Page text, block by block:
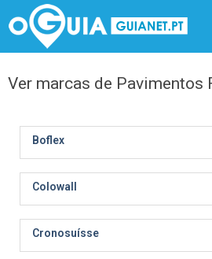
Ver marcas de Pavimentos
Boflex
Colowall
Cronosuísse